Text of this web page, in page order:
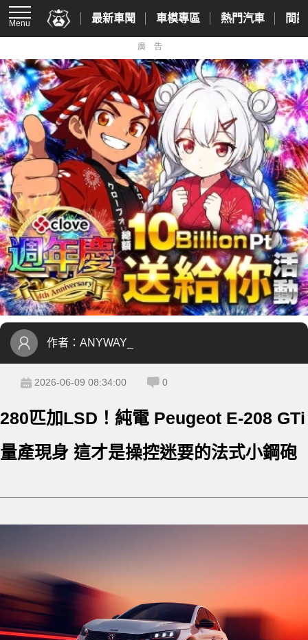
Menu 最新車聞 車模專區 熱門汽車 間
廣告
作者： ANYWAY_
2026-06-09 08:34:00 0
280匹加LSD！純電 Peugeot E-208 GTi
量產現身 這才是操控迷要的法式小鋼砲